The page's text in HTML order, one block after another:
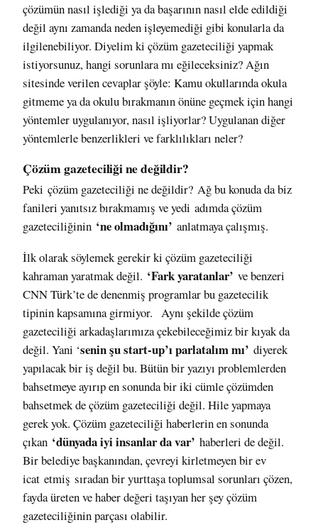
çözümün nasıl işlediği ya da başarının nasıl elde edildiği
değil aynı zamanda neden işleyemediği gibi konularla da
ilgilenebiliyor. Diyelim ki çözüm gazeteciliği yapmak
istiyorsunuz, hangi sorunlara mı eğileceksiniz? Ağın
sitesinde verilen cevaplar şöyle: Kamu okullarında okula
gitmeme ya da okulu bırakmanın önüne geçmek için hangi
yöntemler uygulanıyor, nasıl işliyorlar? Uygulanan diğer
yöntemlerle benzerlikleri ve farklılıkları neler?
Çözüm gazeteciliği ne değildir?
Peki çözüm gazeteciliği ne değildir? Ağ bu konuda da biz
fanileri yanıtsız bırakmamış ve yedi adımda çözüm
gazeteciliğinin ‘ne olmadığını’ anlatmaya çalışmış.
İlk olarak söylemek gerekir ki çözüm gazeteciliği
kahraman yaratmak değil. ‘Fark yaratanlar’ ve benzeri
CNN Türk’te de denenmiş programlar bu gazetecilik
tipinin kapsamına girmiyor. Aynı şekilde çözüm
gazeteciliği arkadaşlarımıza çekebileceğimiz bir kıyak da
değil. Yani ‘senin şu start-up’ı parlatalım mı’ diyerek
yapılacak bir iş değil bu. Bütün bir yazıyı problemlerden
bahsetmeye ayırıp en sonunda bir iki cümle çözümden
bahsetmek de çözüm gazeteciliği değil. Hile yapmaya
gerek yok. Çözüm gazeteciliği haberlerin en sonunda
çıkan ‘dünyada iyi insanlar da var’ haberleri de değil.
Bir belediye başkanından, çevreyi kirletmeyen bir ev
icat etmiş sıradan bir yurttaşa toplumsal sorunları çözen,
fayda üreten ve haber değeri taşıyan her şey çözüm
gazeteciliğinin parçası olabilir.